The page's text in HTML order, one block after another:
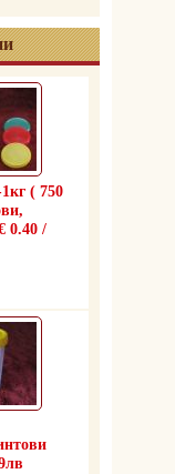
( 750
0.40 /